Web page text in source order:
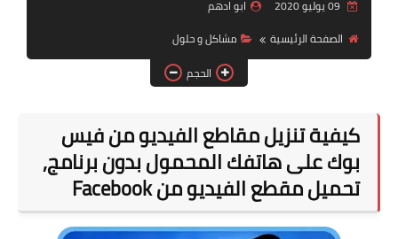
قسم البرامج
ابو ادهم
الصفحة الرئيسية
مشاكل و حلول
الحجم
كيفية تنزيل مقاطع الفيديو من فيس
بوك على هاتفك المحمول بدون برنامج,
تحميل مقطع الفيديو من Facebook